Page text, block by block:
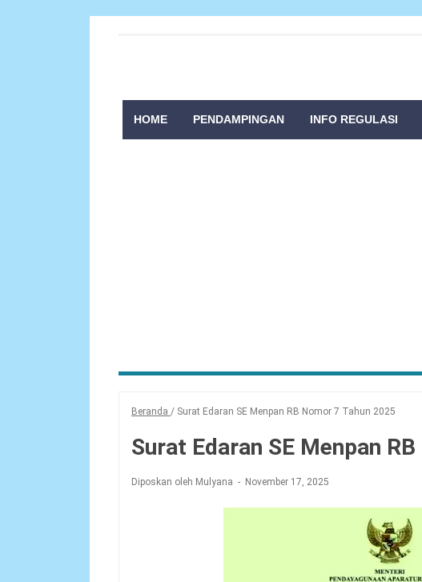
HOME PENDAMPINGAN INFO REGULASI
Beranda / Surat Edaran SE Menpan RB Nomor 7 Tahun 2025
Surat Edaran SE Menpan
Diposkan oleh Mulyana November 17, 2025